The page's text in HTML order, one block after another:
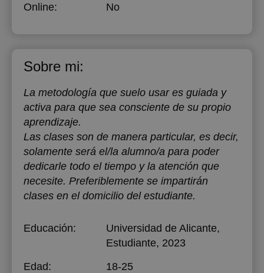
Online: No
Sobre mi:
La metodología que suelo usar es guiada y
activa para que sea consciente de su propio
aprendizaje.
Las clases son de manera particular, es decir,
solamente será el/la alumno/a para poder
dedicarle todo el tiempo y la atención que
necesite. Preferiblemente se impartirán
clases en el domicilio del estudiante.
Educación: Universidad de Alicante,
Estudiante, 2023
Edad:
18-25